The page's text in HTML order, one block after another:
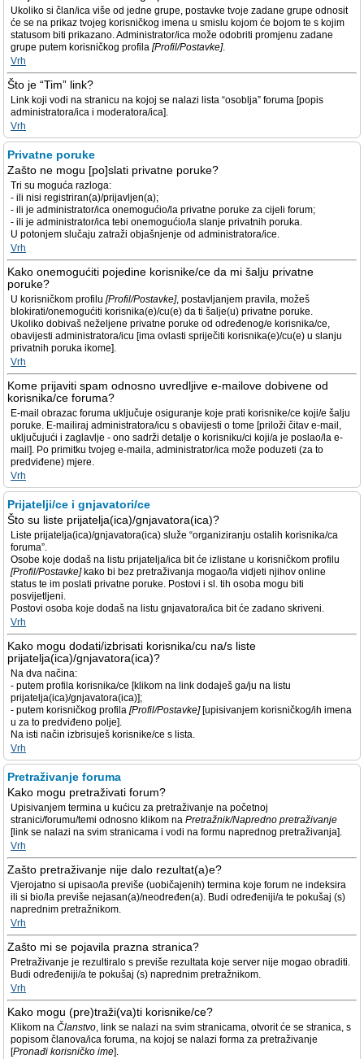
Ukoliko si član/ica više od jedne grupe, postavke tvoje zadane grupe odnosit
će se na prikaz tvojeg korisničkog imena u smislu kojom će bojom te s kojim
statusom biti prikazano. Administrator/ica može odobriti promjenu zadane
grupe putem korisničkog profila [Profil/Postavke].
Vrh
Što je “Tim” link?
Link koji vodi na stranicu na kojoj se nalazi lista “osoblja” foruma [popis
administratora/ica i moderatora/ica].
Vrh
Privatne poruke
Zašto ne mogu [po]slati privatne poruke?
Tri su moguća razloga:
- ili nisi registriran(a)/prijavljen(a);
- ili je administrator/ica onemogućio/la privatne poruke za cijeli forum;
- ili je administrator/ica tebi onemogućio/la slanje privatnih poruka.
U potonjem slučaju zatraži objašnjenje od administratora/ice.
Vrh
Kako onemogućiti pojedine korisnike/ce da mi šalju privatne
poruke?
U korisničkom profilu [Profil/Postavke], postavljanjem pravila, možeš
blokirati/onemogućiti korisnika(e)/cu(e) da ti šalje(u) privatne poruke.
Ukoliko dobivaš neželjene privatne poruke od određenog/e korisnika/ce,
obavijesti administratora/icu [ima ovlasti spriječiti korisnika(e)/cu(e) u slanju
privatnih poruka ikome].
Vrh
Kome prijaviti spam odnosno uvredljive e-mailove dobivene od
korisnika/ce foruma?
E-mail obrazac foruma uključuje osiguranje koje prati korisnike/ce koji/e šalju
poruke. E-mailiraj administratora/icu s obavijesti o tome [priloži čitav e-mail,
uključujući i zaglavlje - ono sadrži detalje o korisniku/ci koji/a je poslao/la e-
mail]. Po primitku tvojeg e-maila, administrator/ica može poduzeti (za to
predviđene) mjere.
Vrh
Prijatelji/ce i gnjavatori/ce
Što su liste prijatelja(ica)/gnjavatora(ica)?
Liste prijatelja(ica)/gnjavatora(ica) služe “organiziranju ostalih korisnika/ca
foruma”.
Osobe koje dodaš na listu prijatelja/ica bit će izlistane u korisničkom profilu
[Profil/Postavke]kako bi bez pretraživanja mogao/la vidjeti njihov online
status te im poslati privatne poruke. Postovi i sl. tih osoba mogu biti
posvijetljeni.
Postovi osoba koje dodaš na listu gnjavatora/ica bit će zadano skriveni.
Vrh
Kako mogu dodati/izbrisati korisnika/cu na/s liste
prijatelja(ica)/gnjavatora(ica)?
Na dva načina:
- putem profila korisnika/ce [klikom na link dodaješ ga/ju na listu
prijatelja(ica)/gnjavatora(ica)];
- putem korisničkog profila [Profil/Postavke][upisivanjem korisničkog/ih imena
u za to predviđeno polje].
Na isti način izbrisuješ korisnike/ce s lista.
Vrh
Pretraživanje foruma
Kako mogu pretraživati forum?
Upisivanjem termina u kućicu za pretraživanje na početnoj
stranici/forumu/temi odnosno klikom na Pretražnik/Napredno pretraživanje
[link se nalazi na svim stranicama i vodi na formu naprednog pretraživanja].
Vrh
Zašto pretraživanje nije dalo rezultat(a)e?
Vjerojatno si upisao/la previše (uobičajenih) termina koje forum ne indeksira
ili si bio/la previše nejasan(a)/neodređen(a). Budi određeniji/a te pokušaj (s)
naprednim pretražnikom.
Vrh
Zašto mi se pojavila prazna stranica?
Pretraživanje je rezultiralo s previše rezultata koje server nije mogao obraditi.
Budi određeniji/a te pokušaj (s) naprednim pretražnikom.
Vrh
Kako mogu (pre)traži(va)ti korisnike/ce?
Klikom na Članstvo, link se nalazi na svim stranicama, otvorit će se stranica, s
popisom članova/ica foruma, na kojoj se nalazi forma za pretraživanje
[Pronađi korisničko ime].